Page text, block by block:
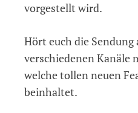
vorgestellt wird.
Hört euch die
verschiedenen Kanäle
welche tollen neuen
beinhaltet.